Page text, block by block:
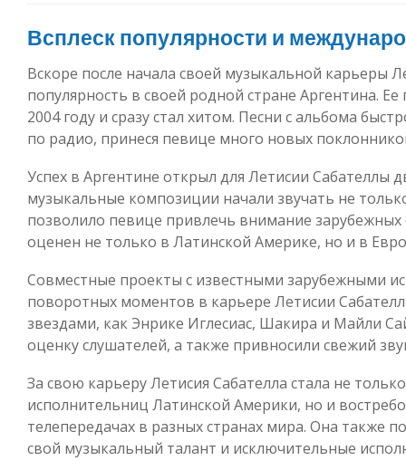
Всплеск популярности и
Вскоре после начала своей музыкальной карьеры
популярность в своей родной стране Аргентина.
2004 году и сразу стал хитом. Песни с альбома
по радио, принеся певице много новых
Успех в Аргентине открыл для Летисии Сабателлы
музыкальные композиции начали звучать не
позволило певице привлечь внимание зарубежных
оценен не только в Латинской Америке, но и в
Совместные проекты с известными зарубежными
поворотных моментов в карьере Летисии
звездами, как Энрике Иглесиас, Шакира и Майли
оценку слушателей, а также привносили свежий
За свою карьеру Летисия Сабателла стала не
исполнительниц Латинской Америки, но и
телепередачах в разных странах мира. Она также
свой музыкальный талант и исключительные